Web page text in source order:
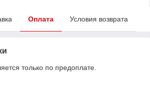
Оплата Условия возврата
только по предоплате.